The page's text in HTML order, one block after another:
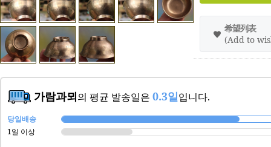
希望列表
(Add to
가람과뫼의 평균 발송일은 0.3일입니다.
당일배송
1일 이상